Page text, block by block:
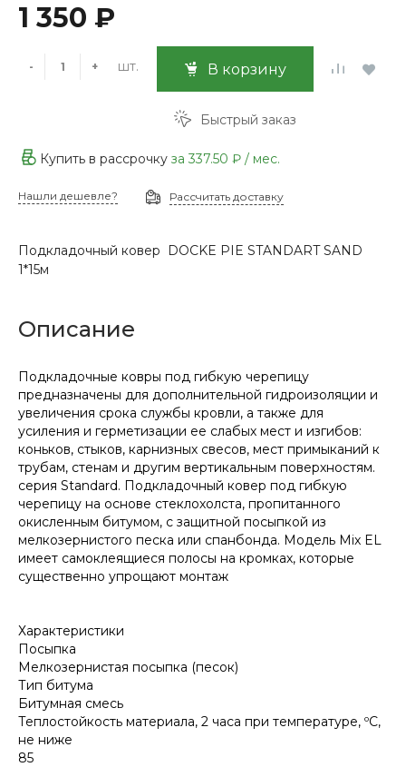
1 350 ₽
- + шт. В корзину
Быстрый заказ
Купить в рассрочку за 337.50 ₽ / мес.
Нашли дешевле? Рассчитать доставку
Подкладочный ковер DОCKE PIE STANDART SAND
1*15м
Описание
Подкладочные ковры под гибкую черепицу
предназначены для дополнительной гидроизоляции и
увеличения срока службы кровли, а также для
усиления и герметизации ее слабых мест и изгибов:
коньков, стыков, карнизных свесов, мест примыканий к
трубам, стенам и другим вертикальным поверхностям.
серия Standard. Подкладочный ковер под гибкую
черепицу на основе стеклохолста, пропитанного
окисленным битумом, с защитной посыпкой из
мелкозернистого песка или спанбонда. Модель Mix EL
имеет самоклеящиеся полосы на кромках, которые
существенно упрощают монтаж
Характеристики
Посыпка
Мелкозернистая посыпка (песок)
Тип битума
Битумная смесь
Теплостойкость материала, 2 часа при температуре, ºС,
не ниже
85